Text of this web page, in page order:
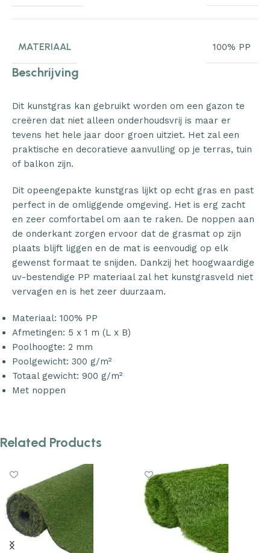
MATERIAAL 100% PP
Beschrijving
Dit kunstgras kan gebruikt worden om een gazon te
creëren dat niet alleen onderhoudsvrij is maar er
tevens het hele jaar door groen uitziet. Het zal een
praktische en decoratieve aanvulling op je terras, tuin
of balkon zijn.
Dit opeengepakte kunstgras lijkt op echt gras en past
perfect in de omliggende omgeving. Het is erg zacht
en zeer comfortabel om aan te raken. De noppen aan
de onderkant zorgen ervoor dat de grasmat op zijn
plaats blijft liggen en de mat is eenvoudig op elk
gewenst formaat te snijden. Dankzij het hoogwaardige
uv-bestendige PP materiaal zal het kunstgrasveld niet
vervagen en is het zeer duurzaam.
Materiaal: 100% PP
Afmetingen: 5 x 1 m (L x B)
Poolhoogte: 2 mm
Poolgewicht: 300 g/m²
Totaal gewicht: 900 g/m²
Met noppen
Related Products